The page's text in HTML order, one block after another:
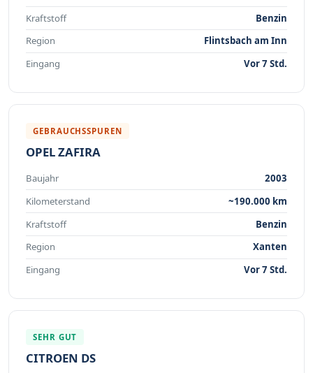
Kraftstoff
Benzin
Region
Flintsbach am Inn
Eingang
Vor 7 Std.
GEBRAUCHSSPUREN
OPEL ZAFIRA
Baujahr
2003
Kilometerstand
~190.000 km
Kraftstoff
Benzin
Region
Xanten
Eingang
Vor 7 Std.
SEHR GUT
CITROEN DS